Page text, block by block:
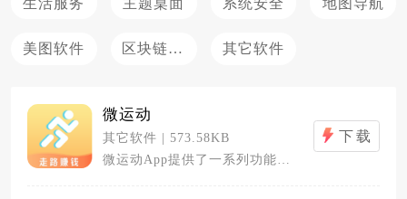
美图软件 区块链应用 其它软件
微运动
其它软件 | 573.58KB
下载